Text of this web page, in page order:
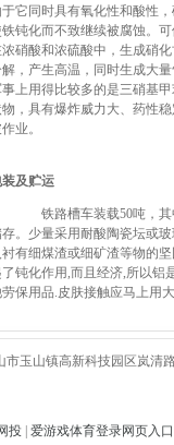
于它同时具有氧化性和酸性
钝化而不致继续被腐蚀。
硝酸和浓硫酸中，生成硝
，产生高温，同时生成大
上用得比较多的是三硝基
，具有爆炸威力大、药性
业。
及贮运
铁路槽车装载50吨，其
。少量采用耐酸陶瓷坛或
衬有细煤渣或细矿渣等物的
了钝化作用,而且经济,所以铝
保用品.皮肤接触应马上用
市玉山镇高新科技园区岚
投 爱游戏体育登录网页入口